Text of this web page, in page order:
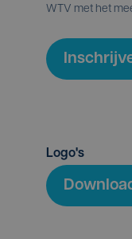
WTV met het
Logo's